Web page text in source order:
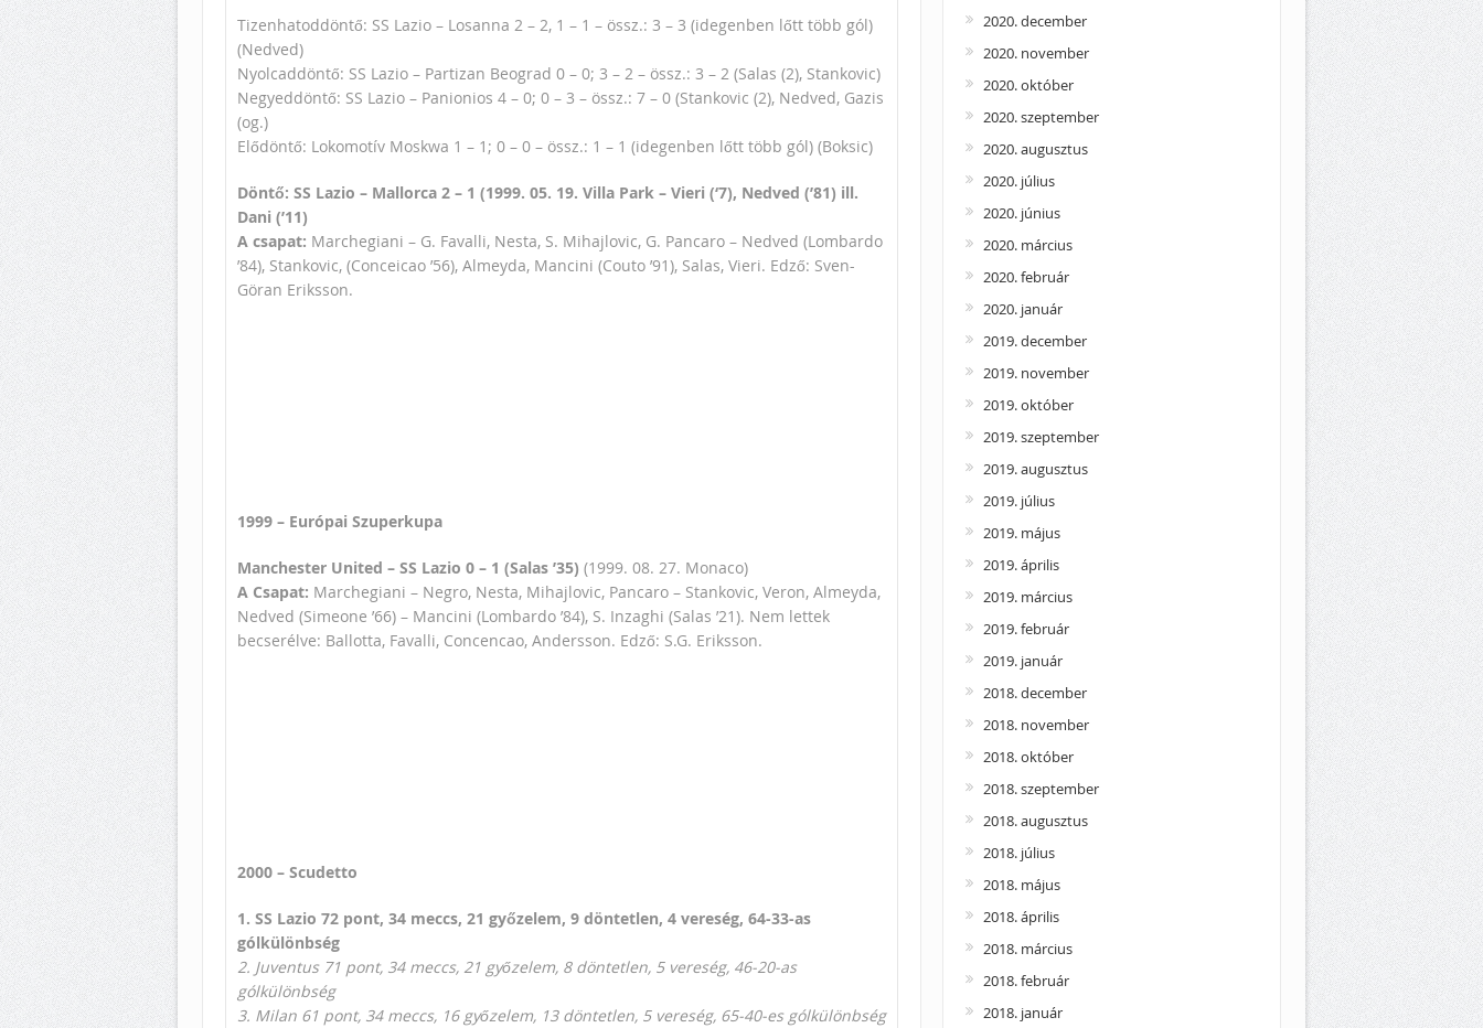
Tizenhatoddöntő: SS Lazio – Losanna 2 – 2, 1 – 1 – össz.: 3 – 3 (idegenben lőtt több gól)
(Nedved)
Nyolcaddöntő: SS Lazio – Partizan Beograd 0 – 0; 3 – 2 – össz.: 3 – 2 (Salas (2), Stankovic)
Negyeddöntő: SS Lazio – Panionios 4 – 0; 0 – 3 – össz.: 7 – 0 (Stankovic (2), Nedved, Gazis
(og.)
Elődöntő: Lokomotív Moskwa 1 – 1; 0 – 0 – össz.: 1 – 1 (idegenben lőtt több gól) (Boksic)
Döntő: SS Lazio – Mallorca 2 – 1 (1999. 05. 19. Villa Park – Vieri (‘7), Nedved (’81) ill.
Dani (’11)
A csapat: Marchegiani – G. Favalli, Nesta, S. Mihajlovic, G. Pancaro – Nedved (Lombardo
’84), Stankovic, (Conceicao ’56), Almeyda, Mancini (Couto ’91), Salas, Vieri. Edző: Sven-
Göran Eriksson.
1999 – Európai Szuperkupa
Manchester United – SS Lazio 0 – 1 (Salas ’35) (1999. 08. 27. Monaco)
A Csapat: Marchegiani – Negro, Nesta, Mihajlovic, Pancaro – Stankovic, Veron, Almeyda,
Nedved (Simeone ’66) – Mancini (Lombardo ’84), S. Inzaghi (Salas ’21). Nem lettek
becserélve: Ballotta, Favalli, Concencao, Andersson. Edző: S.G. Eriksson.
2000 – Scudetto
1. SS Lazio 72 pont, 34 meccs, 21 győzelem, 9 döntetlen, 4 vereség, 64-33-as
gólkülönbség
2. Juventus 71 pont, 34 meccs, 21 győzelem, 8 döntetlen, 5 vereség, 46-20-as
gólkülönbség
3. Milan 61 pont, 34 meccs, 16 győzelem, 13 döntetlen, 5 vereség, 65-40-es gólkülönbség
2020. december
2020. november
2020. október
2020. szeptember
2020. augusztus
2020. július
2020. június
2020. március
2020. február
2020. január
2019. december
2019. november
2019. október
2019. szeptember
2019. augusztus
2019. július
2019. május
2019. április
2019. március
2019. február
2019. január
2018. december
2018. november
2018. október
2018. szeptember
2018. augusztus
2018. július
2018. május
2018. április
2018. március
2018. február
2018. január